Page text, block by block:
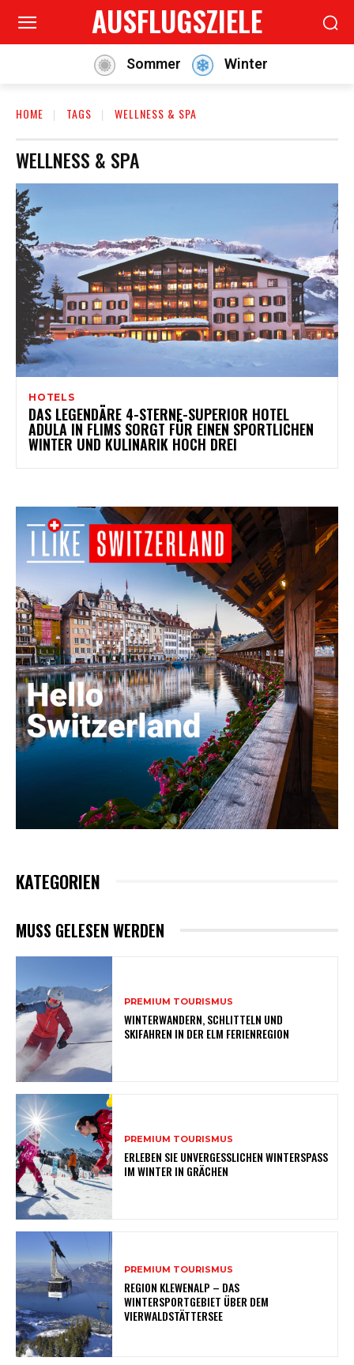
AUSFLUGSZIELE
Sommer Winter
HOME TAGS WELLNESS & SPA
WELLNESS & SPA
HOTELS
DAS LEGENDÄRE 4-STERNE-SUPERIOR HOTEL
ADULA IN FLIMS SORGT FÜR EINEN SPORTLICHEN
WINTER UND KULINARIK HOCH DREI
KATEGORIEN
MUSS GELESEN WERDEN
PREMIUM TOURISMUS
WINTERWANDERN, SCHLITTELN UND
SKIFAHREN IN DER ELM FERIENREGION
PREMIUM TOURISMUS
ERLEBEN SIE UNVERGESSLICHEN WINTERSPASS
IM WINTER IN GRÄCHEN
PREMIUM TOURISMUS
REGION KLEWENALP – DAS
WINTERSPORTGEBIET ÜBER DEM
VIERWALDSTÄTTERSEE